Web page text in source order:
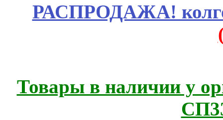
РАСПРОДАЖА!
Товары в наличии у